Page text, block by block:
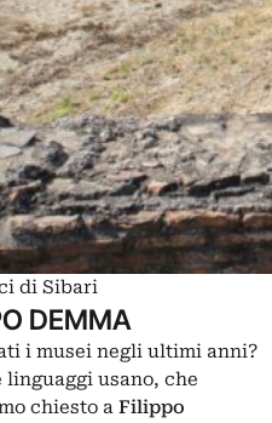
di Sibari
DEMMA
i musei negli ultimi anni?
linguaggi usano, che
chiesto a Filippo